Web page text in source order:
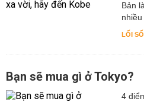
Bản
nhiều
LỐI
Bạn sẽ mua gì ở Tokyo?
4